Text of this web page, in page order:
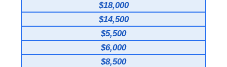
$18,000
$14,500
$5,500
$6,000
$8,500